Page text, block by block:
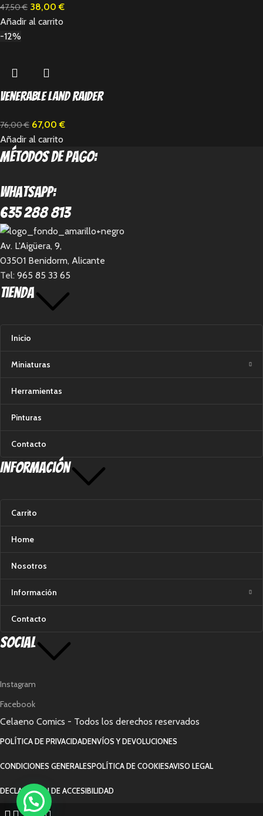
47,50€ 38,00€
Añadir al carrito
-12%
Venerable Land Raider
76,00€ 67,00€
Añadir al carrito
métodos de pago:
Whatsapp:
635 288 813
Av. L'Aigüera, 9,
03501 Benidorm, Alicante
Tel: 965 85 33 65
Tienda
Inicio
Miniaturas
Herramientas
Pinturas
Contacto
Información
Carrito
Home
Nosotros
Información
Contacto
Social
Instagram
Facebook
Celaeno Comics - Todos los derechos reservados
POLÍTICA DE PRIVACIDADENVÍOS Y DEVOLUCIONES
CONDICIONES GENERALESPOLÍTICA DE COOKIESAVISO LEGAL
DECLARACIÓN DE ACCESIBILIDAD